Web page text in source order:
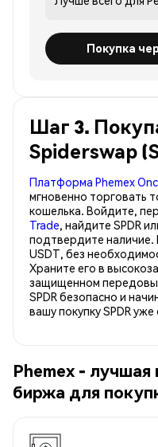
Покупка
Шаг 3.
Spiderswap
Платформа Phemex
мгновенно торговать
кошелька. Войдите,
Trade, найдите SPDR
подтвердите наличие.
USDT, без
Храните его в
защищенном
SPDR безопасно и
вашу покупку SPDR уже
Phemex -
биржа для